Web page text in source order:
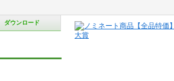
ダウンロード